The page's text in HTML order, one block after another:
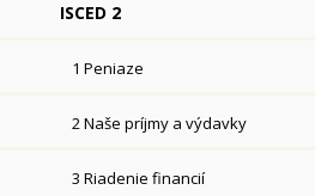
ISCED 2
1 Peniaze
2 Naše príjmy a výdavky
3 Riadenie financií